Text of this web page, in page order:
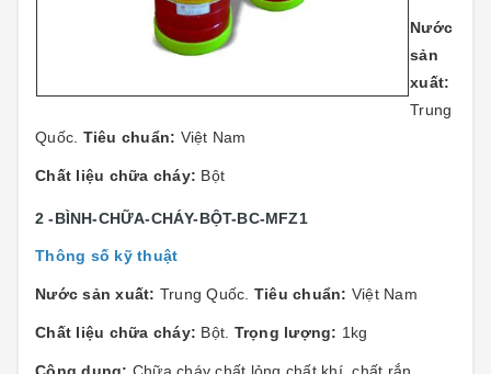
Nước
sản
xuất:
Trung
Quốc. Tiêu chuẩn: Việt Nam
Chất liệu chữa cháy: Bột
2 -BÌNH-CHỮA-CHÁY-BỘT-BC-MFZ1
Thông số kỹ thuật
Nước sản xuất: Trung Quốc. Tiêu chuẩn: Việt Nam
Chất liệu chữa cháy: Bột. Trọng lượng: 1kg
Công dụng: Chữa cháy chất lỏng,chất khí, chất rắn